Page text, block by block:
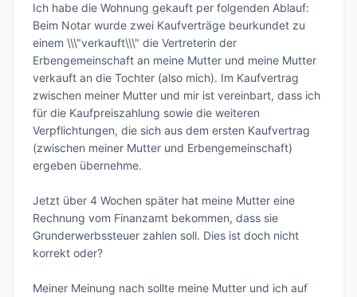
Ich habe die Wohnung gekauft per folgenden Ablauf:
Beim Notar wurde zwei Kaufverträge beurkundet zu
einem \\\"verkauft\\\" die Vertreterin der
Erbengemeinschaft an meine Mutter und meine Mutter
verkauft an die Tochter (also mich). Im Kaufvertrag
zwischen meiner Mutter und mir ist vereinbart, dass ich
für die Kaufpreiszahlung sowie die weiteren
Verpflichtungen, die sich aus dem ersten Kaufvertrag
(zwischen meiner Mutter und Erbengemeinschaft)
ergeben übernehme.
Jetzt über 4 Wochen später hat meine Mutter eine
Rechnung vom Finanzamt bekommen, dass sie
Grunderwerbssteuer zahlen soll. Dies ist doch nicht
korrekt oder?
Meiner Meinung nach sollte meine Mutter und ich auf